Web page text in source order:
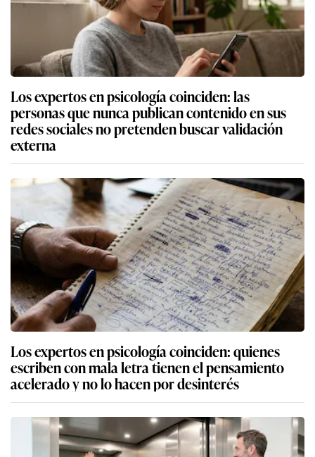
Los expertos en psicología coinciden: las
personas que nunca publican contenido en sus
redes sociales no pretenden buscar validación
externa
Los expertos en psicología coinciden: quienes
escriben con mala letra tienen el pensamiento
acelerado y no lo hacen por desinterés